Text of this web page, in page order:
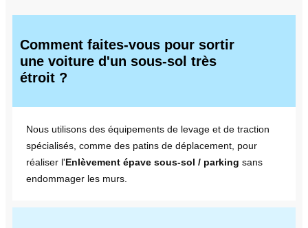
Comment faites-vous pour sortir
une voiture d'un sous-sol très
étroit ?
Nous utilisons des équipements de levage et de traction
spécialisés, comme des patins de déplacement, pour
réaliser l'Enlèvement épave sous-sol / parking sans
endommager les murs.